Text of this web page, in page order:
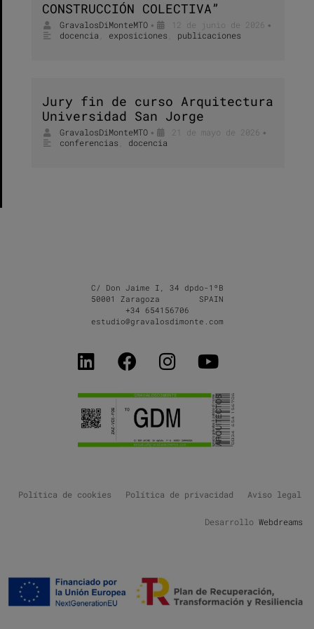
CONSTRUCCIÓN COLECTIVA”
GravalosDiMonteMTO • 12 de junio de 2026 •
docencia exposiciones publicaciones
Jury fin de curso Arquitectura
Universidad San Jorge
GravalosDiMonteMTO • 21 de mayo de 2026 •
conferencias docencia
C/ Don Jaime I, 34 dpdo-1ºB
50001 Zaragoza SPAIN
+34 654156706
estudio@gravalosdimonte.com
Política de cookies Política de privacidad Aviso legal
Desarrollo Webdreams